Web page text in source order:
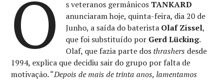
O s veteranos germânicos TANKARD
anunciaram hoje, quinta-feira, dia 20 de
Junho, a saída do baterista Olaf Zissel,
que foi substituído por Gerd Lücking.
Olaf, que fazia parte dosthrashers desde
1994, explica que decidiu sair do grupo por falta de
motivação. “Depois de mais de trinta anos, lamentamos